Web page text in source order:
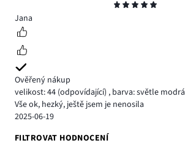
5
Jana
Ověřený nákup
velikost: 44 (odpovídající) , barva: světle modrá
Vše ok, hezký, ještě jsem je nenosila
2025-06-19
FILTROVAT HODNOCENÍ